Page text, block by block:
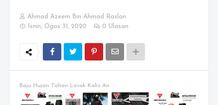
Ahmad Azeem Bin Ahmad Raslan
Isnin, Ogos 31, 2020
0 Ulasan
Baju Hujan Tahan Lasak Kalis Air